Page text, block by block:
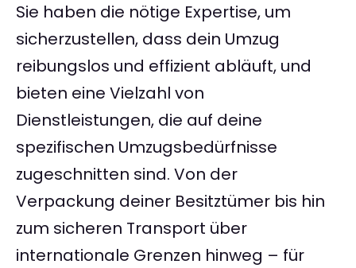
Sie haben die nötige Expertise, um
sicherzustellen, dass dein Umzug
reibungslos und effizient abläuft, und
bieten eine Vielzahl von
Dienstleistungen, die auf deine
spezifischen Umzugsbedürfnisse
zugeschnitten sind. Von der
Verpackung deiner Besitztümer bis hin
zum sicheren Transport über
internationale Grenzen hinweg – für